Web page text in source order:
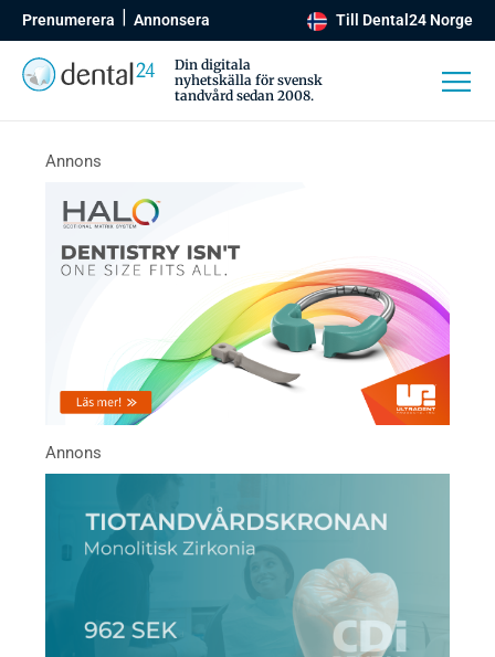
Prenumerera Annonsera Till Dental24 Norge
Din digitala
nyhetskälla för svensk
tandvård sedan 2008.